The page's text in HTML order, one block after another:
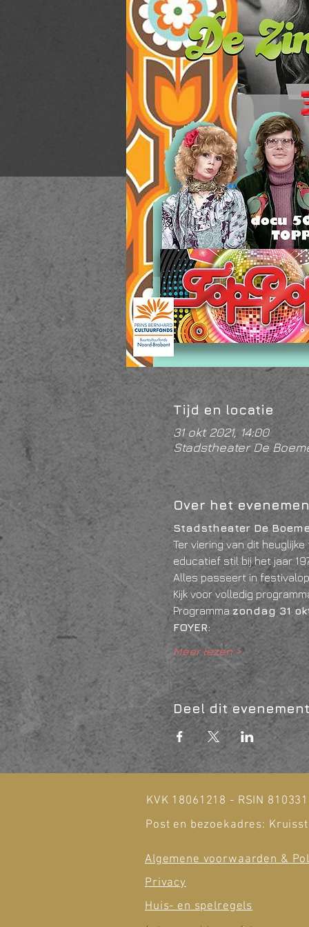
Tijd en locatie
31 okt 2021, 14:00
Stadstheater De
Over het
Stadstheater De
Ter viering van dit
educatief stil bij het jaar
Alles passeert in
Kijk voor volledig
Programma zondag 31
FOYER:
Meer lezen >
Deel dit evenement
KVK 18061218 - RSIN
Post en bezoekadres:
Algemene voorwaarden &
Privacy
Huis- en spelregels